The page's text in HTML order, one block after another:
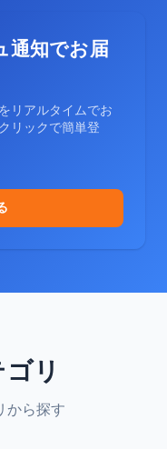
通知でお届
リアルタイムでお
リックで簡単登
リ
から探す